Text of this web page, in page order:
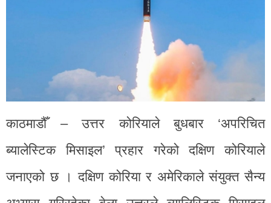
काठमाडौँ – उत्तर कोरियाले बुधबार ‘अपरिचित
ब्यालेस्टिक मिसाइल’ प्रहार गरेको दक्षिण कोरियाले
जनाएको छ । दक्षिण कोरिया र अमेरिकाले संयुक्त सैन्य